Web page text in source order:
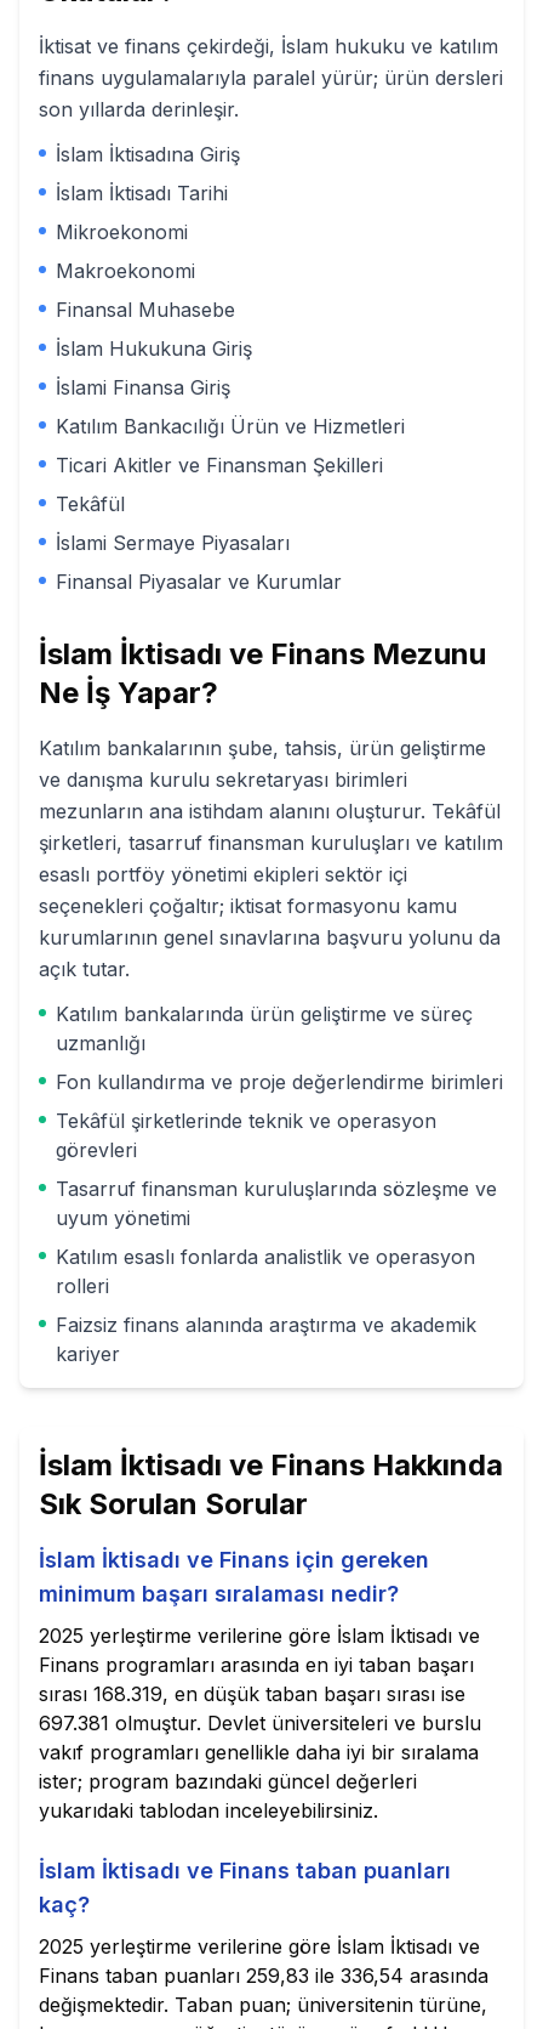
İktisat ve finans çekirdeği, İslam hukuku ve katılım
finans uygulamalarıyla paralel yürür; ürün dersleri
son yıllarda derinleşir.
İslam İktisadına Giriş
İslam İktisadı Tarihi
Mikroekonomi
Makroekonomi
Finansal Muhasebe
İslam Hukukuna Giriş
İslami Finansa Giriş
Katılım Bankacılığı Ürün ve Hizmetleri
Ticari Akitler ve Finansman Şekilleri
Tekâfül
İslami Sermaye Piyasaları
Finansal Piyasalar ve Kurumlar
İslam İktisadı ve Finans Mezunu
Ne İş Yapar?
Katılım bankalarının şube, tahsis, ürün geliştirme
ve danışma kurulu sekretaryası birimleri
mezunların ana istihdam alanını oluşturur. Tekâfül
şirketleri, tasarruf finansman kuruluşları ve katılım
esaslı portföy yönetimi ekipleri sektör içi
seçenekleri çoğaltır; iktisat formasyonu kamu
kurumlarının genel sınavlarına başvuru yolunu da
açık tutar.
Katılım bankalarında ürün geliştirme ve süreç
uzmanlığı
Fon kullandırma ve proje değerlendirme birimleri
Tekâfül şirketlerinde teknik ve operasyon
görevleri
Tasarruf finansman kuruluşlarında sözleşme ve
uyum yönetimi
Katılım esaslı fonlarda analistlik ve operasyon
rolleri
Faizsiz finans alanında araştırma ve akademik
kariyer
İslam İktisadı ve Finans Hakkında
Sık Sorulan Sorular
İslam İktisadı ve Finans için gereken
minimum başarı sıralaması nedir?
2025 yerleştirme verilerine göre İslam İktisadı ve
Finans programları arasında en iyi taban başarı
sırası 168.319, en düşük taban başarı sırası ise
697.381 olmuştur. Devlet üniversiteleri ve burslu
vakıf programları genellikle daha iyi bir sıralama
ister; program bazındaki güncel değerleri
yukarıdaki tablodan inceleyebilirsiniz.
İslam İktisadı ve Finans taban puanları
kaç?
2025 yerleştirme verilerine göre İslam İktisadı ve
Finans taban puanları 259,83 ile 336,54 arasında
değişmektedir. Taban puan; üniversitenin türüne,